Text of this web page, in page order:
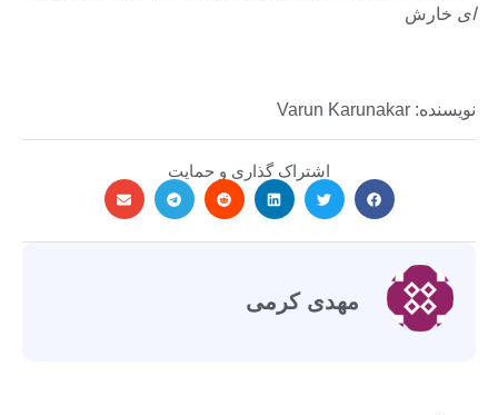
ای خارش
نویسنده: Varun Karunakar
اشتراک گذاری و حمایت
مهدی کرمی